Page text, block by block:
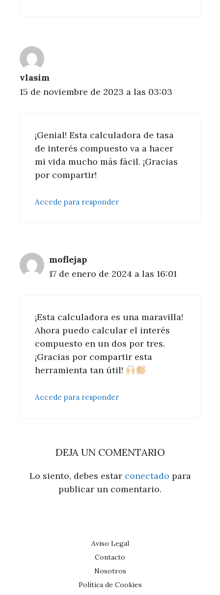
vlasim
15 de noviembre de 2023 a las 03:03
¡Genial! Esta calculadora de tasa
de interés compuesto va a hacer
mi vida mucho más fácil. ¡Gracias
por compartir!
Accede para responder
moflejap
17 de enero de 2024 a las 16:01
¡Esta calculadora es una maravilla!
Ahora puedo calcular el interés
compuesto en un dos por tres.
¡Gracias por compartir esta
herramienta tan útil!
Accede para responder
DEJA UN COMENTARIO
Lo siento, debes estar conectado para
publicar un comentario.
Aviso Legal
Contacto
Nosotros
Política de Cookies